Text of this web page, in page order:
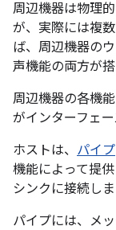
周辺機器は物理
が、実際には複
ば、周辺機器の
声機能の両方が
周辺機器の各機
がインターフェー
ホストは、 パイプ
機能によって提
シンクに接続しま
パイプには、メ